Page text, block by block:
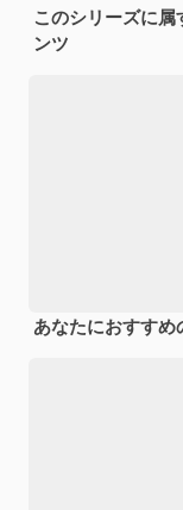
このシリーズに
ンツ
あなたにおすすめ